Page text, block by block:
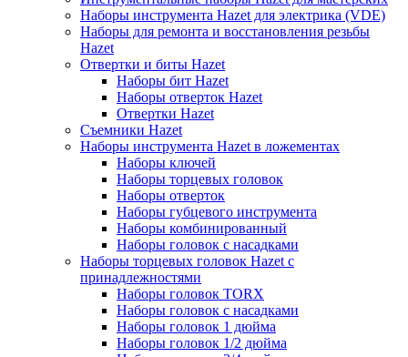
Наборы инструмента Hazet для электрика (VDE)
Наборы для ремонта и восстановления резьбы
Hazet
Отвертки и биты Hazet
Наборы бит Hazet
Наборы отверток Hazet
Отвертки Hazet
Съемники Hazet
Наборы инструмента Hazet в ложементах
Наборы ключей
Наборы торцевых головок
Наборы отверток
Наборы губцевого инструмента
Наборы комбинированный
Наборы головок с насадками
Наборы торцевых головок Hazet с
принадлежностями
Наборы головок TORX
Наборы головок с насадками
Наборы головок 1 дюйма
Наборы головок 1/2 дюйма